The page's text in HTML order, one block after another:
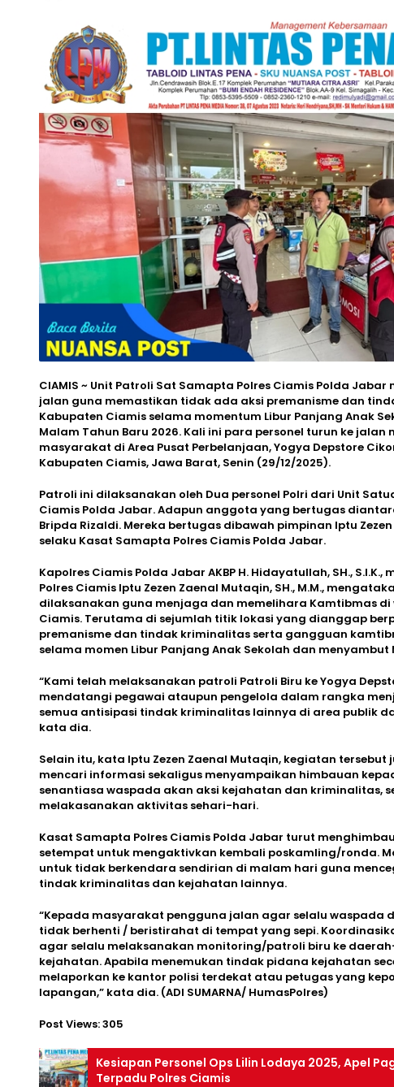
CIAMIS ~ Unit Patroli Sat Samapta Polres Ciamis Polda
jalan guna memastikan tidak ada aksi premanisme dan
Kabupaten Ciamis selama momentum Libur Panjang Anak
Malam Tahun Baru 2026. Kali ini para personel turun ke
masyarakat di Area Pusat Perbelanjaan, Yogya Depstore
Kabupaten Ciamis, Jawa Barat, Senin (29/12/2025).
Patroli ini dilaksanakan oleh Dua personel Polri dari Unit
Ciamis Polda Jabar. Adapun anggota yang bertugas
Bripda Rizaldi. Mereka bertugas dibawah pimpinan Iptu Zezen
selaku Kasat Samapta Polres Ciamis Polda Jabar.
Kapolres Ciamis Polda Jabar AKBP H. Hidayatullah, SH.,
Polres Ciamis Iptu Zezen Zaenal Mutaqin, SH., M.M.,
dilaksanakan guna menjaga dan memelihara Kamtibmas di
Ciamis. Terutama di sejumlah titik lokasi yang dianggap
premanisme dan tindak kriminalitas serta gangguan
selama momen Libur Panjang Anak Sekolah dan menyambut
“Kami telah melaksanakan patroli Patroli Biru ke Yogya
mendatangi pegawai ataupun pengelola dalam rangka
semua antisipasi tindak kriminalitas lainnya di area publik
kata dia.
Selain itu, kata Iptu Zezen Zaenal Mutaqin, kegiatan
mencari informasi sekaligus menyampaikan himbauan
senantiasa waspada akan aksi kejahatan dan kriminalitas,
melakasanakan aktivitas sehari-hari.
Kasat Samapta Polres Ciamis Polda Jabar turut
setempat untuk mengaktivkan kembali poskamling/ronda.
untuk tidak berkendara sendirian di malam hari guna
tindak kriminalitas dan kejahatan lainnya.
“Kepada masyarakat pengguna jalan agar selalu waspada
tidak berhenti / beristirahat di tempat yang sepi.
agar selalu melaksanakan monitoring/patroli biru ke
kejahatan. Apabila menemukan tindak pidana kejahatan
melaporkan ke kantor polisi terdekat atau petugas yang
lapangan,” kata dia. (ADI SUMARNA/ HumasPolres)
Post Views:305
Kesiapan Personel Ops Lilin Lodaya 2025, Apel
Terpadu Polres Ciamis